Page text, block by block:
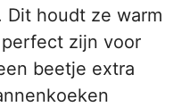
houdt ze warm
zijn voor
beetje extra